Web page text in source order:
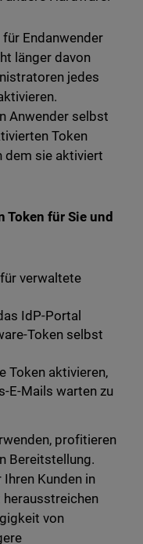
Endanwender
länger davon
jedes
Anwender selbst
Token
dem sie aktiviert
Token für Sie und
verwaltete
IdP-Portal
Token selbst
Token aktivieren,
E-Mails warten zu
profitieren
Bereitstellung.
Kunden in
von